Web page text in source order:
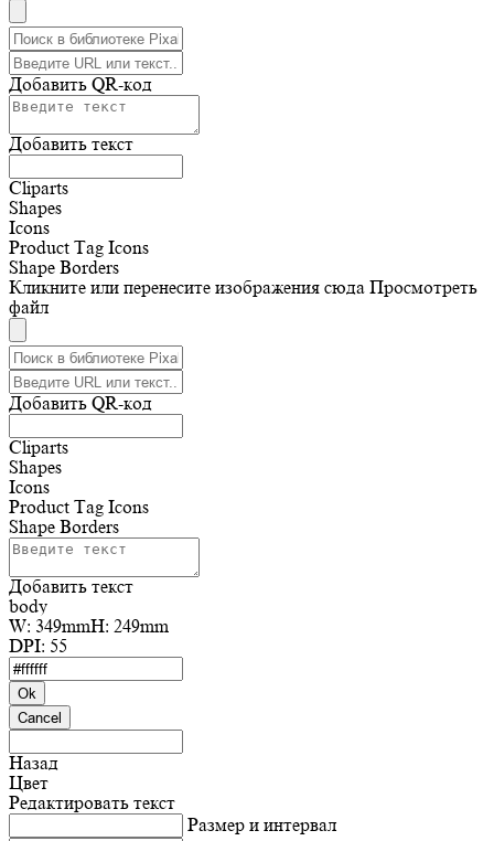
Добавить QR-код
Добавить текст
Cliparts
Shapes
Icons
Product Tag Icons
Shape Borders
Кликните или перенесите изображения сюда Просмотреть
файл
Добавить QR-код
Cliparts
Shapes
Icons
Product Tag Icons
Shape Borders
Добавить текст
body
W: 349mmH: 249mm
DPI: 55
Ok
Cancel
Назад
Цвет
Редактировать текст
Размер и интервал